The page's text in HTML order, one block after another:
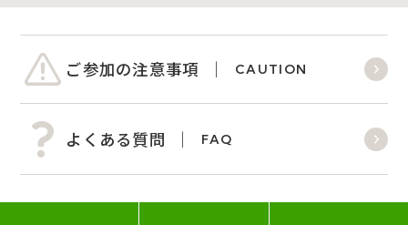
ご参加の注意事項 CAUTION
よくある質問 FAQ